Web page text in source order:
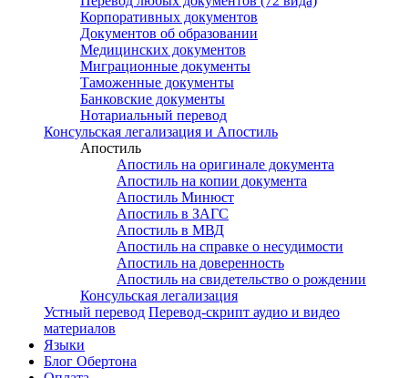
Корпоративных документов
Документов об образовании
Медицинских документов
Миграционные документы
Таможенные документы
Банковские документы
Нотариальный перевод
Консульская легализация и Апостиль
Апостиль
Апостиль на оригинале документа
Апостиль на копии документа
Апостиль Минюст
Апостиль в ЗАГС
Апостиль в МВД
Апостиль на справке о несудимости
Апостиль на доверенность
Апостиль на свидетельство о рождении
Консульская легализация
Устный перевод Перевод-скрипт аудио и видео
материалов
Языки
Блог Обертона